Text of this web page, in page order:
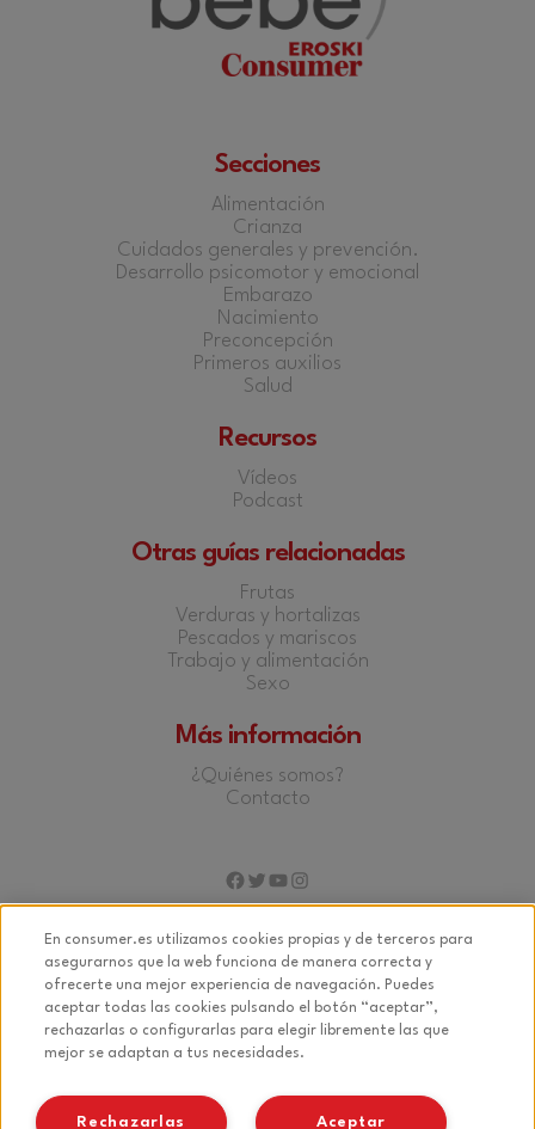
Secciones
Alimentación
Crianza
Cuidados generales y prevención.
Desarrollo psicomotor y emocional
Embarazo
Nacimiento
Preconcepción
Primeros auxilios
Salud
Recursos
Vídeos
Podcast
Otras guías relacionadas
Frutas
Verduras y hortalizas
Pescados y mariscos
Trabajo y alimentación
Sexo
Más información
¿Quiénes somos?
Contacto
Facebook
Twitter
YouTube
Instagram
© 2026 Fundación EROSKI
Aviso legal
Política de cookies
En consumer.es utilizamos cookies propias y de terceros para
asegurarnos que la web funciona de manera correcta y
ofrecerte una mejor experiencia de navegación. Puedes
aceptar todas las cookies pulsando el botón “aceptar”,
rechazarlas o configurarlas para elegir libremente las que
mejor se adaptan a tus necesidades.
Aceptar
Rechazarlas